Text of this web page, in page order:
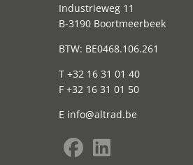
Industrieweg 11
B-3190 Boortmeerbeek
BTW: BE0468.106.261
T +32 16 31 01 40
F +32 16 31 01 50
E info@altrad.be